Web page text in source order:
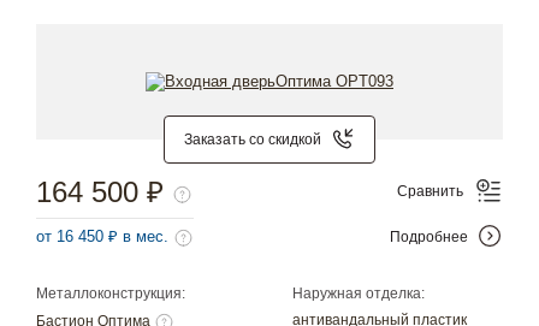
Заказать со скидкой
Металлоконструкция:
Бастион Оптима
Наружная отделка:
антивандальный пластик
164 500 ₽
от 16 450 ₽ в мес.
Сравнить
Подробнее